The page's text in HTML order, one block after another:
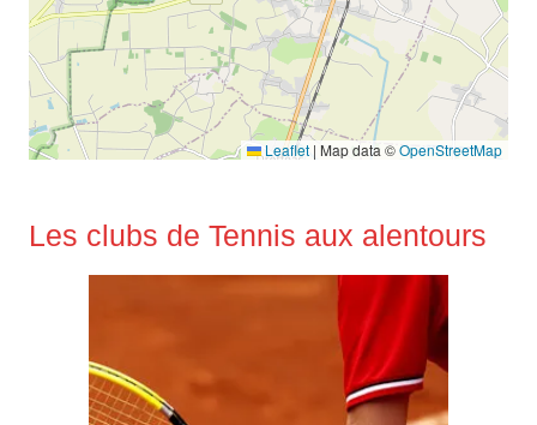
Leaflet | Map data ©OpenStreetMap
Les clubs de Tennis aux alentours